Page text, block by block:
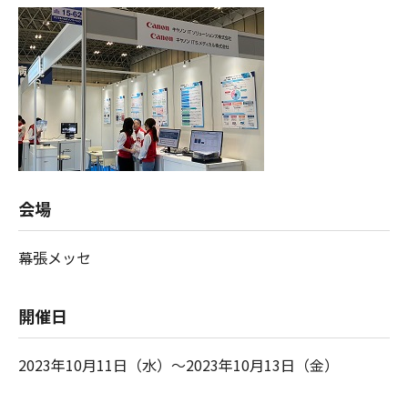
会場
幕張メッセ
開催日
2023年10月11日（水）～2023年10月13日（金）